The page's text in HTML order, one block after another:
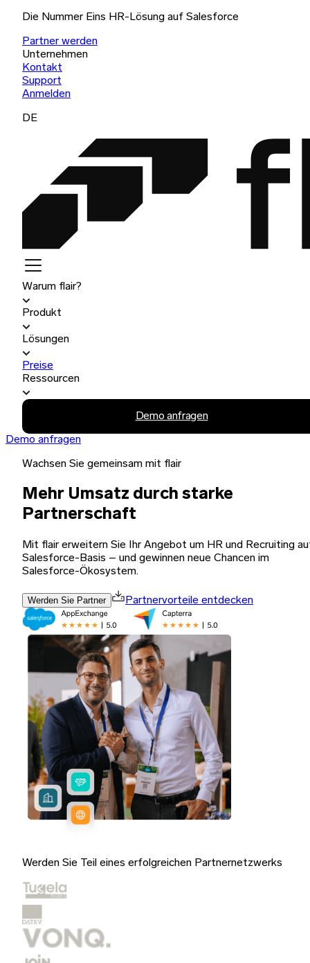
Die Nummer Eins HR-Lösung auf Salesforce
Partner werden
Unternehmen
Kontakt
Support
Anmelden
DE
Warum flair?
Produkt
Lösungen
Preise
Ressourcen
Demo anfragen
Demo anfragen
Wachsen Sie gemeinsam mit flair
Mehr Umsatz durch starke
Partnerschaft
Mit flair erweitern Sie Ihr Angebot um HR und Recruiting
Salesforce-Basis – und gewinnen neue Chancen im
Salesforce-Ökosystem.
Werden Sie Partner Partnervorteile entdecken
Werden Sie Teil eines erfolgreichen Partnernetzwerks